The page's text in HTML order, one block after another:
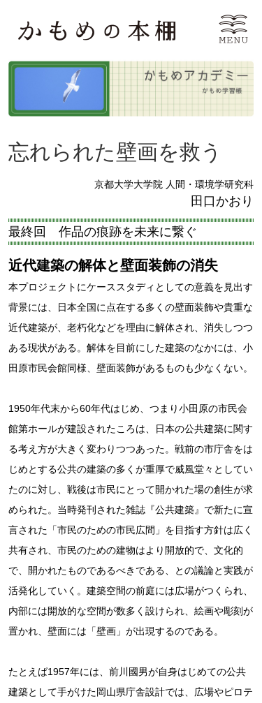
忘れられた壁画を救う
京都大学大学院 人間・環境学研究科
田口かおり
最終回 作品の痕跡を未来に繋ぐ
近代建築の解体と壁面装飾の消失
本プロジェクトにケーススタディとしての意義を見出す
背景には、日本全国に点在する多くの壁面装飾や貴重な
近代建築が、老朽化などを理由に解体され、消失しつつ
ある現状がある。解体を目前にした建築のなかには、小
田原市民会館同様、壁面装飾があるものも少なくない。
1950年代末から60年代はじめ、つまり小田原の市民会
館第ホールが建設されたころは、日本の公共建築に関す
る考え方が大きく変わりつつあった。戦前の市庁舎をは
じめとする公共の建築の多くが重厚で威風堂々としてい
たのに対し、戦後は市民にとって開かれた場の創生が求
められた。当時発刊された雑誌『公共建築』で新たに宣
言された「市民のための市民広間」を目指す方針は広く
共有され、市民のための建物はより開放的で、文化的
で、開かれたものであるべきである、との議論と実践が
活発化していく。建築空間の前庭には広場がつくられ、
内部には開放的な空間が数多く設けられ、絵画や彫刻が
置かれ、壁面には「壁画」が出現するのである。
たとえば1957年には、前川國男が自身はじめての公共
建築として手がけた岡山県庁舎設計では、広場やピロテ